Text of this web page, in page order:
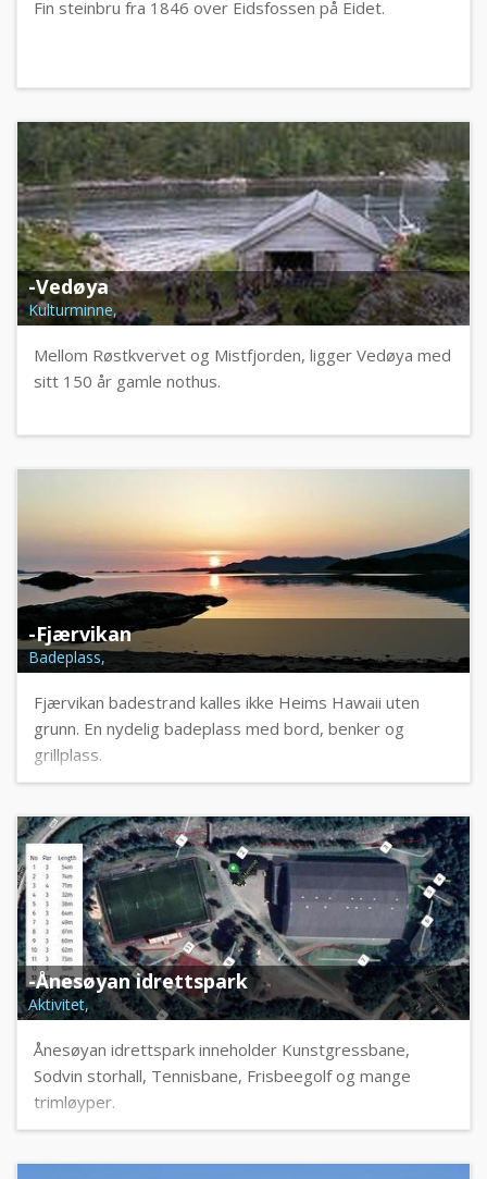
Fin steinbru fra 1846 over Eidsfossen på Eidet.
-Vedøya
Kulturminne,
Mellom Røstkvervet og Mistfjorden, ligger Vedøya med
sitt 150 år gamle nothus.
-Fjærvikan
Badeplass,
Fjærvikan badestrand kalles ikke Heims Hawaii uten
grunn. En nydelig badeplass med bord, benker og
grillplass.
-Ånesøyan idrettspark
Aktivitet,
Ånesøyan idrettspark inneholder Kunstgressbane,
Sodvin storhall, Tennisbane, Frisbeegolf og mange
trimløyper.